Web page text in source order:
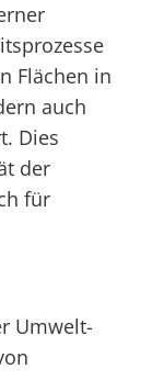
Flächen in
auch
Dies
der
für
Umwelt-